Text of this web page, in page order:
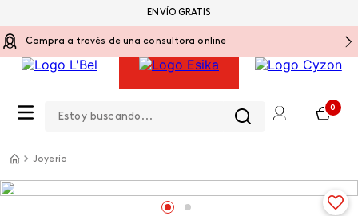
Compra a través de una consultora online
0
ENVÍO GRATIS
Joyería